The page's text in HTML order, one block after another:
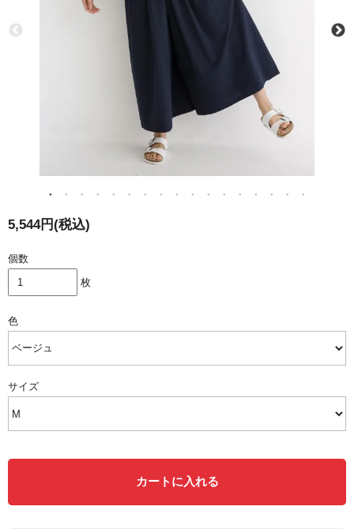
5,544円(税込)
個数
枚
色
サイズ
カートに入れる